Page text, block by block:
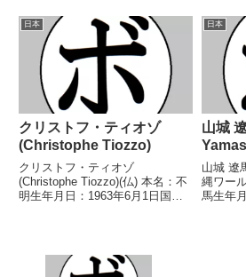
(11KO)19敗4分 【獲得タイトル】
2004年度全日本フライ級新人王
WBCインターナショ...
定 0-
日本
クリストフ・ティオゾ
(Christophe Tiozzo)
クリストフ・ティオゾ
(Christophe Tiozzo)(仏) 本名：不
明生年月日：1963年6月1日国
(アマチュア)1983年度フラン...
日本
山城
山城 遼
縄ワー
馬生年